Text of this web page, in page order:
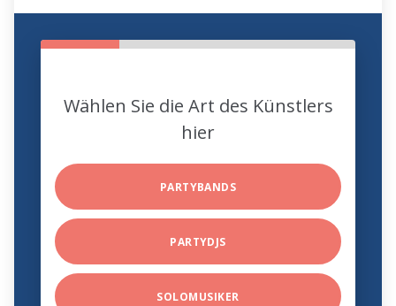
Wählen Sie die Art des Künstlers
hier
PARTYBANDS
PARTYDJS
SOLOMUSIKER